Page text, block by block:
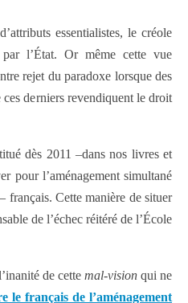
essentialistes, le créole
l’État. Or même cette vue
rejet du paradoxe lorsque des
derniers revendiquent le droit
dès 2011 –dans nos livres et
pour l’aménagement simultané
français. Cette manière de situer
de l’échec réitéré de l’École
de cette mal-visionqui ne
le français de l’aménagement